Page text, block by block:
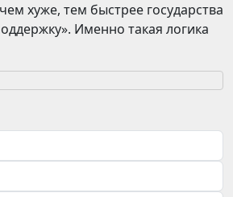
хуже, тем быстрее государства
Именно такая логика